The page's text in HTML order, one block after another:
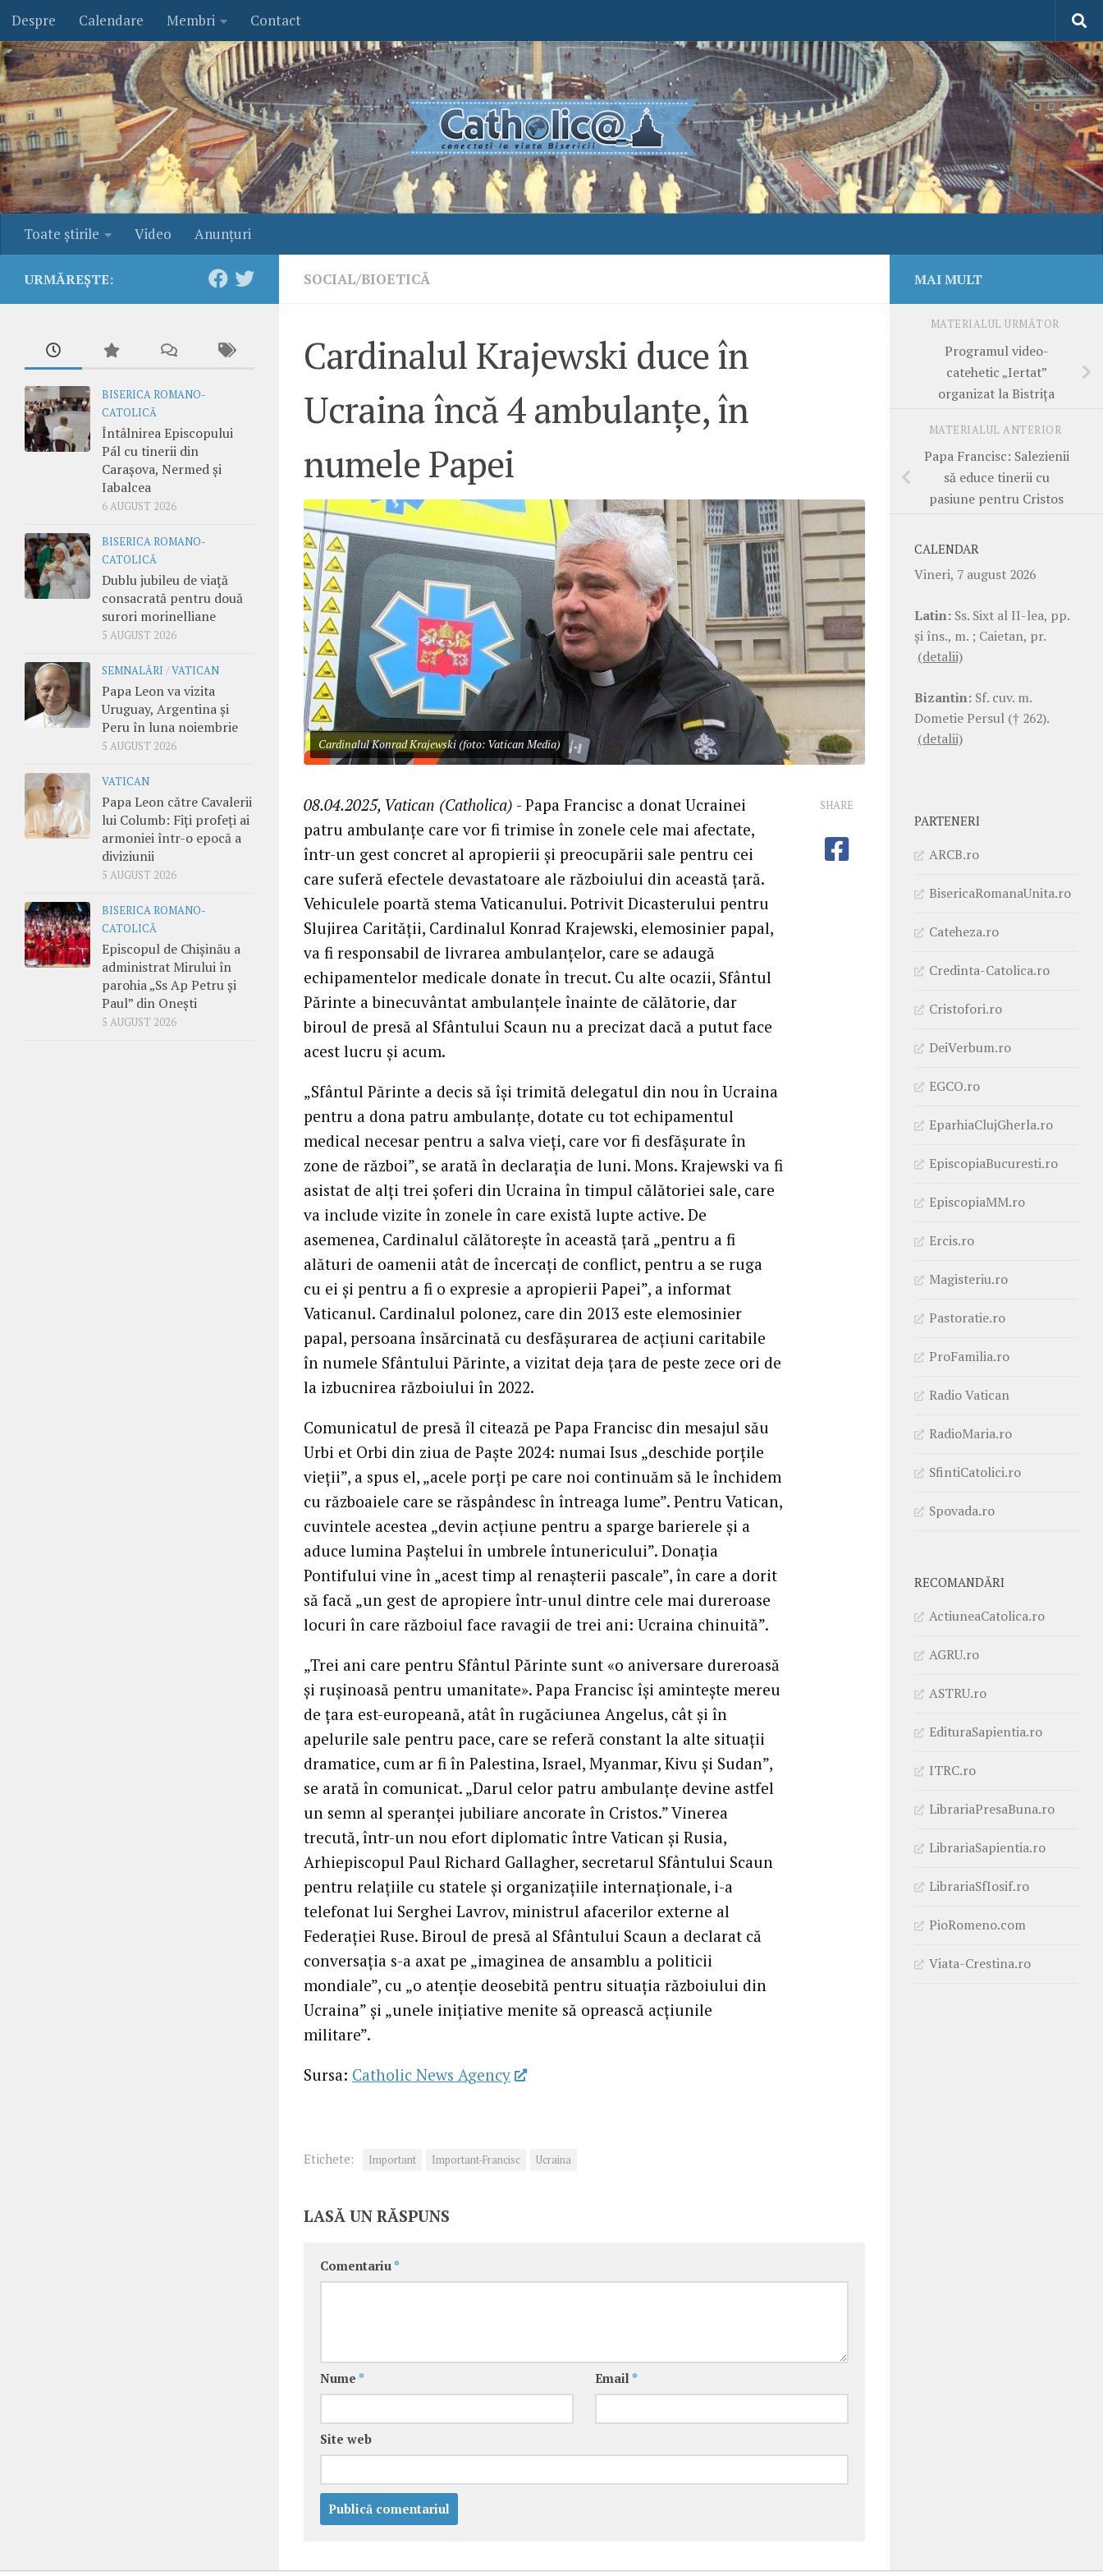
Skip to content
Despre Calendare Membri Contact
Toate ştirile Video Anunţuri
SOCIAL/BIOETICĂ
Cardinalul Krajewski duce în
Ucraina încă 4 ambulanțe, în
numele Papei
Cardinalul Konrad Krajewski (foto: Vatican Media)
08.04.2025, Vatican (Catholica) - Papa Francisc a donat Ucrainei
patru ambulanțe care vor fi trimise în zonele cele mai afectate,
într-un gest concret al apropierii și preocupării sale pentru cei
care suferă efectele devastatoare ale războiului din această țară.
Vehiculele poartă stema Vaticanului. Potrivit Dicasterului pentru
Slujirea Carității, Cardinalul Konrad Krajewski, elemosinier papal,
va fi responsabil de livrarea ambulanțelor, care se adaugă
echipamentelor medicale donate în trecut. Cu alte ocazii, Sfântul
Părinte a binecuvântat ambulanțele înainte de călătorie, dar
biroul de presă al Sfântului Scaun nu a precizat dacă a putut face
acest lucru și acum.
„Sfântul Părinte a decis să își trimită delegatul din nou în Ucraina
pentru a dona patru ambulanțe, dotate cu tot echipamentul
medical necesar pentru a salva vieți, care vor fi desfășurate în
zone de război”, se arată în declarația de luni. Mons. Krajewski va fi
asistat de alți trei șoferi din Ucraina în timpul călătoriei sale, care
va include vizite în zonele în care există lupte active. De
asemenea, Cardinalul călătorește în această țară „pentru a fi
alături de oamenii atât de încercați de conflict, pentru a se ruga
cu ei și pentru a fi o expresie a apropierii Papei”, a informat
Vaticanul. Cardinalul polonez, care din 2013 este elemosinier
papal, persoana însărcinată cu desfășurarea de acțiuni caritabile
în numele Sfântului Părinte, a vizitat deja țara de peste zece ori de
la izbucnirea războiului în 2022.
Comunicatul de presă îl citează pe Papa Francisc din mesajul său
Urbi et Orbi din ziua de Paște 2024: numai Isus „deschide porțile
vieții”, a spus el, „acele porți pe care noi continuăm să le închidem
cu războaiele care se răspândesc în întreaga lume”. Pentru Vatican,
cuvintele acestea „devin acțiune pentru a sparge barierele și a
aduce lumina Paștelui în umbrele întunericului”. Donația
Pontifului vine în „acest timp al renașterii pascale”, în care a dorit
să facă „un gest de apropiere într-unul dintre cele mai dureroase
locuri în care războiul face ravagii de trei ani: Ucraina chinuită”.
„Trei ani care pentru Sfântul Părinte sunt «o aniversare dureroasă
și rușinoasă pentru umanitate». Papa Francisc își amintește mereu
de țara est-europeană, atât în rugăciunea Angelus, cât și în
apelurile sale pentru pace, care se referă constant la alte situații
dramatice, cum ar fi în Palestina, Israel, Myanmar, Kivu și Sudan”,
se arată în comunicat. „Darul celor patru ambulanțe devine astfel
un semn al speranței jubiliare ancorate în Cristos.” Vinerea
trecută, într-un nou efort diplomatic între Vatican și Rusia,
Arhiepiscopul Paul Richard Gallagher, secretarul Sfântului Scaun
pentru relațiile cu statele și organizațiile internaționale, i-a
telefonat lui Serghei Lavrov, ministrul afacerilor externe al
Federației Ruse. Biroul de presă al Sfântului Scaun a declarat că
conversația s-a axat pe „imaginea de ansamblu a politicii
mondiale”, cu „o atenție deosebită pentru situația războiului din
Ucraina” și „unele inițiative menite să oprească acțiunile
militare”.
Sursa: Catholic News Agency
SHARE
Etichete: Important Important-Francisc Ucraina
LASĂ UN RĂSPUNS
Comentariu *
Nume * Email *
Site web
URMĂREȘTE:
BISERICA ROMANO-
CATOLICĂ
Întâlnirea Episcopului
Pál cu tinerii din
Carașova, Nermed și
Iabalcea
6 AUGUST 2026
BISERICA ROMANO-
CATOLICĂ
Dublu jubileu de viață
consacrată pentru două
surori morinelliane
5 AUGUST 2026
SEMNALĂRI /VATICAN
Papa Leon va vizita
Uruguay, Argentina și
Peru în luna noiembrie
5 AUGUST 2026
VATICAN
Papa Leon către Cavalerii
lui Columb: Fiți profeți ai
armoniei într-o epocă a
diviziunii
5 AUGUST 2026
BISERICA ROMANO-
CATOLICĂ
Episcopul de Chișinău a
administrat Mirului în
parohia „Ss Ap Petru și
Paul” din Onești
5 AUGUST 2026
MAI MULT
MATERIALUL URMĂTOR
Programul video-
catehetic „Iertat”
organizat la Bistrița
MATERIALUL ANTERIOR
Papa Francisc: Salezienii
să educe tinerii cu
pasiune pentru Cristos
CALENDAR
Vineri, 7 august 2026
Latin: Ss. Sixt al II-lea, pp.
şi îns., m. ; Caietan, pr.
(detalii)
Bizantin: Sf. cuv. m.
Dometie Persul († 262).
(detalii)
PARTENERI
ARCB.ro
BisericaRomanaUnita.ro
Cateheza.ro
Credinta-Catolica.ro
Cristofori.ro
DeiVerbum.ro
EGCO.ro
EparhiaClujGherla.ro
EpiscopiaBucuresti.ro
EpiscopiaMM.ro
Ercis.ro
Magisteriu.ro
Pastoratie.ro
ProFamilia.ro
Radio Vatican
RadioMaria.ro
SfintiCatolici.ro
Spovada.ro
RECOMANDĂRI
ActiuneaCatolica.ro
AGRU.ro
ASTRU.ro
EdituraSapientia.ro
ITRC.ro
LibrariaPresaBuna.ro
LibrariaSapientia.ro
LibrariaSfIosif.ro
PioRomeno.com
Viata-Crestina.ro